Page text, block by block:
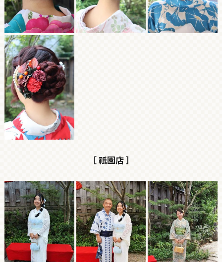
［ 祇園店 ］